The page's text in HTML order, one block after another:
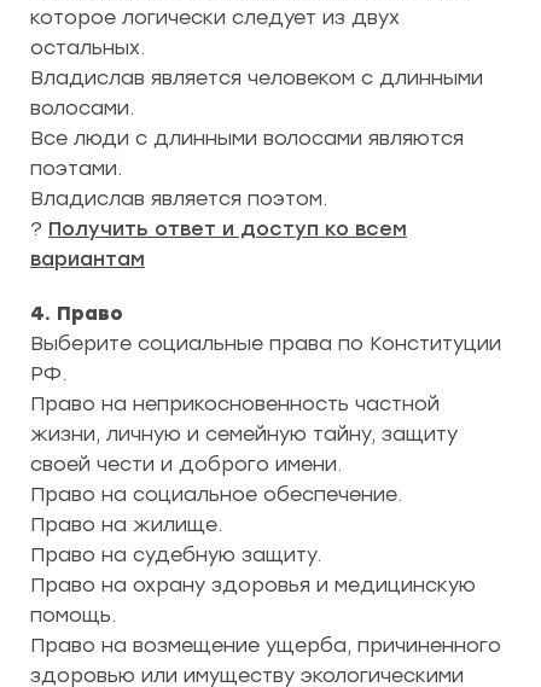
которое логически следует из двух
остальных.
Владислав является человеком с длинными
волосами.
Все люди с длинными волосами являются
поэтами.
Владислав является поэтом.
? Получить ответ и доступ ко всем
вариантам
4. Право
Выберите социальные права по Конституции
РФ.
Право на неприкосновенность частной
жизни, личную и семейную тайну, защиту
своей чести и доброго имени.
Право на социальное обеспечение.
Право на жилище.
Право на судебную защиту.
Право на охрану здоровья и медицинскую
помощь.
Право на возмещение ущерба, причиненного
здоровью или имуществу экологическими